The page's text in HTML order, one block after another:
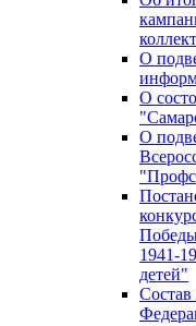
О
О
О
1941-
детей"